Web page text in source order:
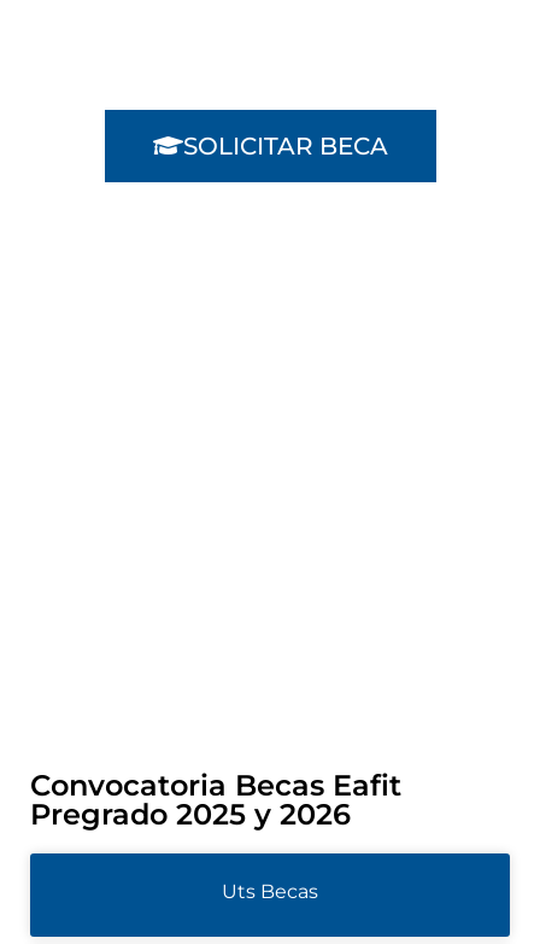
SOLICITAR BECA
Convocatoria Becas Eafit
Pregrado 2025 y 2026
Uts Becas